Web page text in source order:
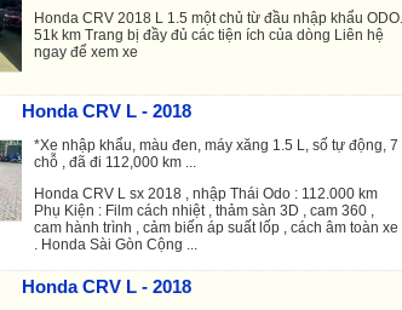
Honda CRV 2018 L 1.5 một chủ từ đầu nhập khẩu ODO.
51k km Trang bị đầy đủ các tiện ích của dòng Liên hệ
ngay để xem xe
Honda CRV L - 2018
*Xe nhập khẩu, màu đen, máy xăng 1.5 L, số tự động, 7
chỗ , đã đi 112,000 km ...
Honda CRV L sx 2018 , nhập Thái Odo : 112.000 km
Phụ Kiện : Film cách nhiệt , thảm sàn 3D , cam 360 ,
cam hành trình , cảm biến áp suất lốp , cách âm toàn xe
. Honda Sài Gòn Cộng ...
Honda CRV L - 2018